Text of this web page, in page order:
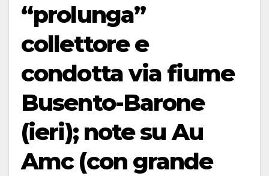
“prolunga”
collettore e
condotta via fiume
Busento-Barone
(ieri); note su Au
Amc (con grande